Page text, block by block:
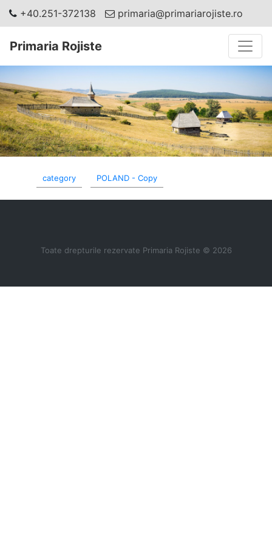
+40.251-372138 primaria@primariarojiste.ro
Primaria Rojiste
category POLAND - Copy
Toate drepturile rezervate Primaria Rojiste © 2026